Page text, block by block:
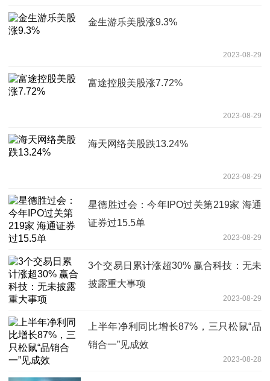
金生游乐美股涨9.3%
2023-08-29
富途控股美股涨7.72%
2023-08-29
海天网络美股跌13.24%
2023-08-29
星德胜过会：今年IPO过关第219家 海通
证券过15.5单
2023-08-29
3个交易日累计涨超30% 赢合科技：无未
披露重大事项
2023-08-29
上半年净利同比增长87%，三只松鼠“品
销合一”见成效
2023-08-28